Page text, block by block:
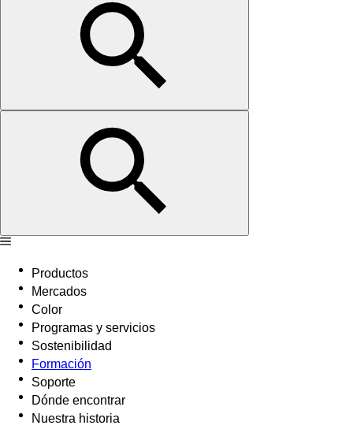
Productos
Mercados
Color
Programas y servicios
Sostenibilidad
Formación
Soporte
Dónde encontrar
Nuestra historia